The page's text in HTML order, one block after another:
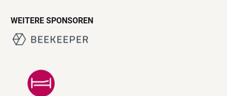
WEITERE SPONSOREN